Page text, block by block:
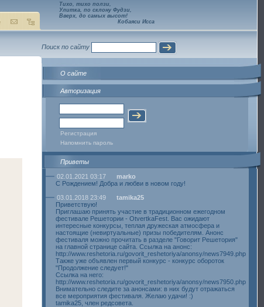
Тихо, тихо ползи,
Улитка, по склону Фудзи,
Вверх, до самых высот!
Кобаяси Исса
Поиск по сайту
О сайте
Авторизация
Регистрация
Напомнить пароль
Приветы
02.01.2021 03:17
marko
С Рождением! Добра и любви в новом году!
03.01.2018 23:49
tamika25
Приветствую!
Приглашаю принять участие в традиционном ежегодном
фестивале Решетории - OtvertkaFest. Вас ожидают
интересные конкурсы, теплая дружеская атмосфера и
настоящие (невиртуальные) призы победителям. Анонс
фестиваля можно прочитать в разделе "Говорит Решетория"
на главной странице сайта. Ссылка на анонс:
http://www.reshetoria.ru/govorit_reshetoriya/anonsy/news7949.php
Также уже объявлен первый конкурс - конкурс обороток
"Продолжение следует!"
Ссылка на него:
http://www.reshetoria.ru/govorit_reshetoriya/anonsy/news7950.php
Внимательно следите за анонсами: в них будут отражаться
все мероприятия фестиваля. Желаю удачи! :)
tamika25, член редсовета.